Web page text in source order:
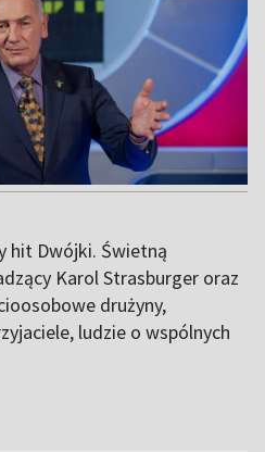
hit Dwójki. Świetną
Karol Strasburger oraz
drużyny,
ludzie o wspólnych